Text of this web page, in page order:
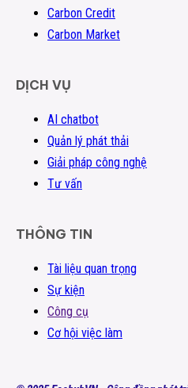
Carbon Credit
Carbon Market
DỊCH VỤ
AI chatbot
Quản lý phát thải
Giải pháp công nghệ
Tư vấn
THÔNG TIN
Tài liệu quan trọng
Sự kiện
Công cụ
Cơ hội việc làm